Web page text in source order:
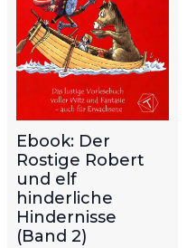
Ebook: Der
Rostige Robert
und elf
hinderliche
Hindernisse
(Band 2)